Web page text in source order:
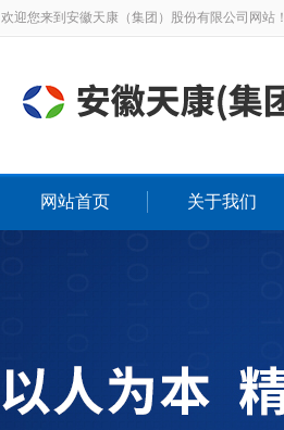
欢迎您来到安徽天康（集团）股份有限公司网站！
网站首页 关于我们